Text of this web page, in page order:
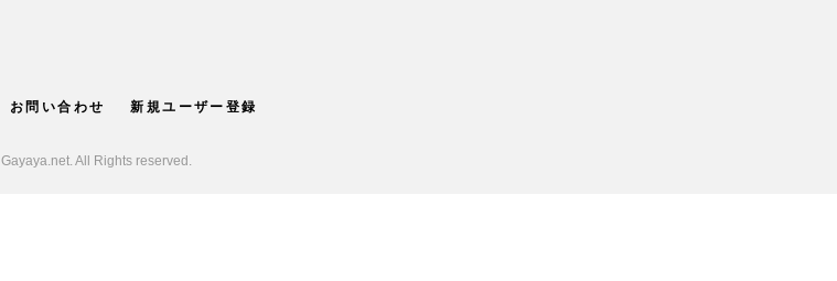
お問い合わせ 新規ユーザー登録
Gayaya.net. All Rights reserved.